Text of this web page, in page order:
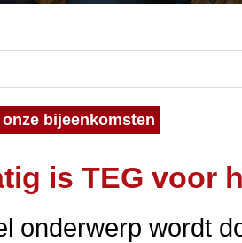
bijeenkomsten
is TEG voor
onderwerp wordt